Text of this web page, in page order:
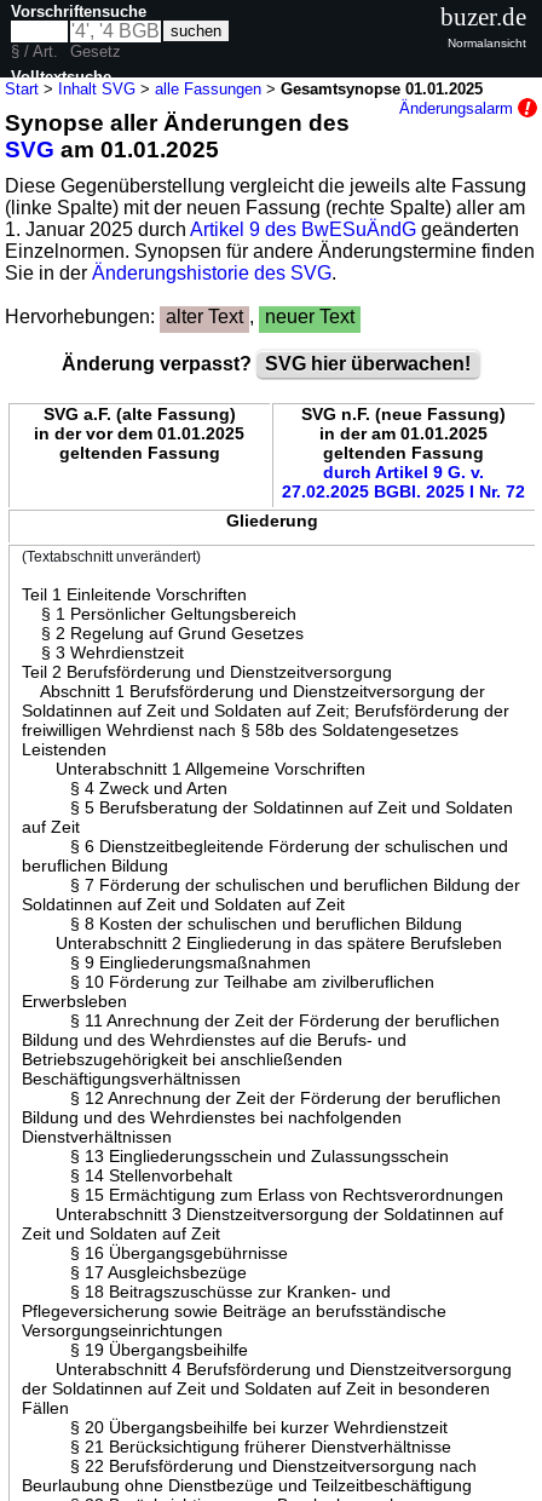
Start > Inhalt SVG >alle Fassungen >Gesamtsynopse 01.01.2025
Änderungsalarm
Synopse aller Änderungen des
SVG am 01.01.2025
Diese Gegenüberstellung vergleicht die jeweils alte Fassung
(linke Spalte) mit der neuen Fassung (rechte Spalte) aller am
1. Januar 2025 durchArtikel 9 des BwESuÄndG geänderten
Einzelnormen. Synopsen für andere Änderungstermine finden
Sie in derÄnderungshistorie des SVG.
Hervorhebungen: alter Text , neuer Text
Änderung verpasst? SVG hier überwachen!
SVG a.F. (alte Fassung)
in der vor dem 01.01.2025
geltenden Fassung
SVG n.F. (neue Fassung)
in der am 01.01.2025
geltenden Fassung
durch Artikel 9 G. v.
27.02.2025 BGBl. 2025 I Nr. 72
Gliederung
(Textabschnitt unverändert)
Teil 1 Einleitende Vorschriften
§ 1 Persönlicher Geltungsbereich
§ 2 Regelung auf Grund Gesetzes
§ 3 Wehrdienstzeit
Teil 2 Berufsförderung und Dienstzeitversorgung
Abschnitt 1 Berufsförderung und Dienstzeitversorgung der
Soldatinnen auf Zeit und Soldaten auf Zeit; Berufsförderung der
freiwilligen Wehrdienst nach § 58b des Soldatengesetzes
Leistenden
Unterabschnitt 1 Allgemeine Vorschriften
§ 4 Zweck und Arten
§ 5 Berufsberatung der Soldatinnen auf Zeit und Soldaten
auf Zeit
§ 6 Dienstzeitbegleitende Förderung der schulischen und
beruflichen Bildung
§ 7 Förderung der schulischen und beruflichen Bildung der
Soldatinnen auf Zeit und Soldaten auf Zeit
§ 8 Kosten der schulischen und beruflichen Bildung
Unterabschnitt 2 Eingliederung in das spätere Berufsleben
§ 9 Eingliederungsmaßnahmen
§ 10 Förderung zur Teilhabe am zivilberuflichen
Erwerbsleben
§ 11 Anrechnung der Zeit der Förderung der beruflichen
Bildung und des Wehrdienstes auf die Berufs- und
Betriebszugehörigkeit bei anschließenden
Beschäftigungsverhältnissen
§ 12 Anrechnung der Zeit der Förderung der beruflichen
Bildung und des Wehrdienstes bei nachfolgenden
Dienstverhältnissen
§ 13 Eingliederungsschein und Zulassungsschein
§ 14 Stellenvorbehalt
§ 15 Ermächtigung zum Erlass von Rechtsverordnungen
Unterabschnitt 3 Dienstzeitversorgung der Soldatinnen auf
Zeit und Soldaten auf Zeit
§ 16 Übergangsgebührnisse
§ 17 Ausgleichsbezüge
§ 18 Beitragszuschüsse zur Kranken- und
Pflegeversicherung sowie Beiträge an berufsständische
Versorgungseinrichtungen
§ 19 Übergangsbeihilfe
Unterabschnitt 4 Berufsförderung und Dienstzeitversorgung
der Soldatinnen auf Zeit und Soldaten auf Zeit in besonderen
Fällen
§ 20 Übergangsbeihilfe bei kurzer Wehrdienstzeit
§ 21 Berücksichtigung früherer Dienstverhältnisse
§ 22 Berufsförderung und Dienstzeitversorgung nach
Beurlaubung ohne Dienstbezüge und Teilzeitbeschäftigung
Vorschriftensuche
§ / Art.
Gesetz
Volltextsuche
nur in SVG
buzer.de
Normalansicht